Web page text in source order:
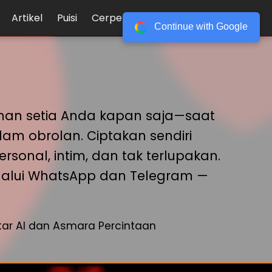
Artikel Puisi Cerpen Login
setia Anda kapan saja—saat
obrolan. Ciptakan sendiri
intim, dan tak terlupakan.
WhatsApp dan Telegram —
AI dan Asmara Percintaan
Continue with Google